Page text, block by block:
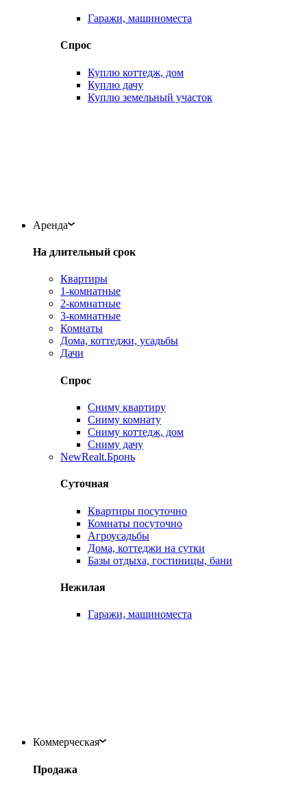
Гаражи, машиноместа
Спрос
Куплю коттедж, дом
Куплю дачу
Куплю земельный участок
Аренда
На длительный срок
Квартиры
1-комнатные
2-комнатные
3-комнатные
Комнаты
Дома, коттеджи, усадьбы
Дачи
Спрос
Сниму квартиру
Сниму комнату
Сниму коттедж, дом
Сниму дачу
NewRealt.Бронь
Суточная
Квартиры посуточно
Комнаты посуточно
Агроусадьбы
Дома, коттеджи на сутки
Базы отдыха, гостиницы, бани
Нежилая
Гаражи, машиноместа
Коммерческая
Продажа